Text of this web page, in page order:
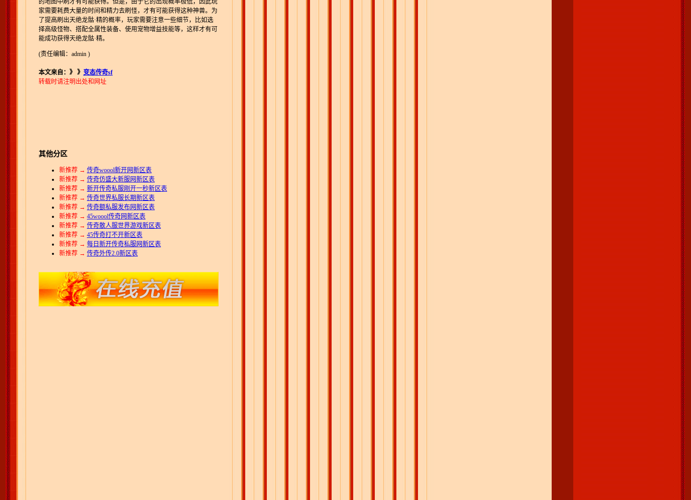
的地图中刷才有可能获得。但是，由于它的出现概率极低，因此玩
家需要耗费大量的时间和精力去刷怪，才有可能获得这种神兽。为
了提高刷出天绝龙骷·精的概率，玩家需要注意一些细节，比如选
择高级怪物、搭配全属性装备、使用宠物增益技能等，这样才有可
能成功获得天绝龙骷·精。
(责任编辑：admin )
本文来自：》 》 变态传奇sf
转载时请注明出处和网址
其他分区
新推荐 → 传奇woool新开网新区表
新推荐 → 传奇仿盛大新服网新区表
新推荐 → 新开传奇私服刚开一秒新区表
新推荐 → 传奇世界私服长期新区表
新推荐 → 传奇额私服发布网新区表
新推荐 → 45woool传奇网新区表
新推荐 → 传奇散人服世界游戏新区表
新推荐 → 45传奇打不开新区表
新推荐 → 每日新开传奇私服网新区表
新推荐 → 传奇外传2.0新区表